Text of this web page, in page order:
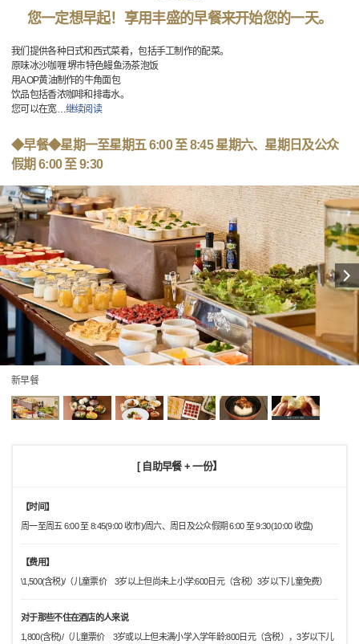
您一定想早起！享用丰盛的早餐来开始您的一天。
我们提供各种日式和西式菜肴，包括手工制作的配菜。
原味冰沙咖喱 堺市特色鳗鱼汤茶泡饭
用AOP黄油制作的牛角面包
饮品包括香浓咖啡和排毒水。
您可以在宽…继续阅读
◆早餐◆星期一至星期五 6:00 至 8:45 星期六、星期日及公众
假期 6:00 至 9:30
新早餐
[ 自助早餐 + 一份】
【时间】
周一至周五 6:00 至 8:45(9:00 收市)/周六、周日及公众假期 6:00 至 9:30(10:00 收盘)
【费用】
\1,500(含税)/（儿童票价 3岁以上但尚未上小学:600日元（含税）3岁以下儿童免费）
对于那些不住在酒店的人来说
1,800(含税)/（儿童票价 3岁或以上但未满小学入学年龄:800日元（含税），3岁以下儿